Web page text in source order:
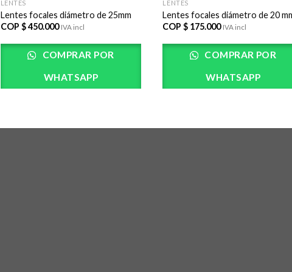
LENTES
Lentes focales diámetro de 25mm
COP $450.000 IVA incl
COMPRAR POR
WHATSAPP
LENTES
Lentes focales diámetro de 20
COP $ 175.000 IVA incl
COMPRAR POR
WHATSAPP